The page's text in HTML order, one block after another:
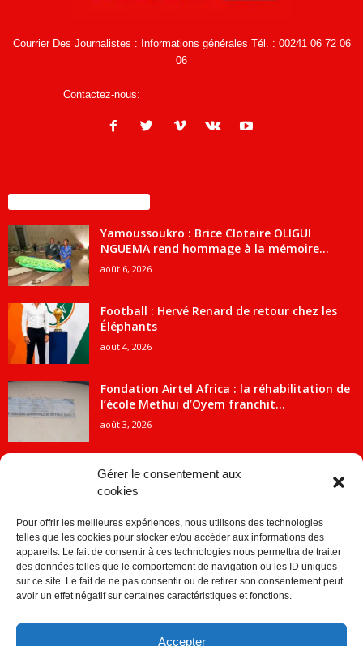
Gérer le consentement aux
cookies
Pour offrir les meilleures expériences, nous utilisons des technologies
telles que les cookies pour stocker et/ou accéder aux informations des
appareils. Le fait de consentir à ces technologies nous permettra de traiter
des données telles que le comportement de navigation ou les ID uniques
sur ce site. Le fait de ne pas consentir ou de retirer son consentement peut
avoir un effet négatif sur certaines caractéristiques et fonctions.
Accepter
Courrier Des Journalistes : Informations générales Tél. : 00241 06 72 06
06
Contactez-nous:
Yamoussoukro : Brice Clotaire OLIGUI
NGUEMA rend hommage à la mémoire...
août 6, 2026
Football : Hervé Renard de retour chez les
Éléphants
août 4, 2026
Fondation Airtel Africa : la réhabilitation de
l’école Methui d’Oyem franchit...
août 3, 2026
ACTUALITES
Economie 2091
1840
Société
Sport 859